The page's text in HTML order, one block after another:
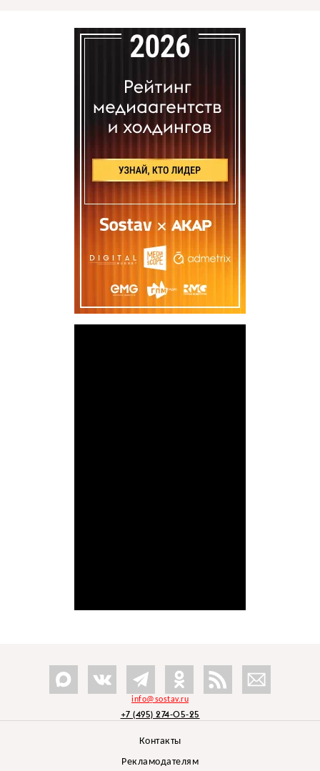
info@sostav.ru
+7 (495) 274-05-25
Контакты
Рекламодателям